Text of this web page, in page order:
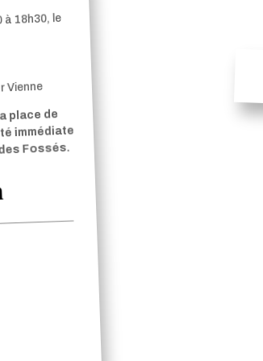
18h30, le
Vienne
place de
immédiate
Fossés.